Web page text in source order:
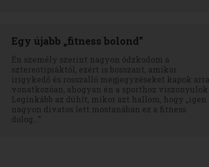
Egy újabb „fitness bolond”
Én személy szerint nagyon ódzkodom a
sztereotípiáktól, ezért is bosszant, amikor
irigykedő és rosszalló megjegyzéseket kapok arra
vonatkozóan, ahogyan én a sporthoz viszonyulok.
Leginkább az dühít, mikor azt hallom, hogy „igen
nagyon divatos lett mostanában ez a fitness
dolog…”